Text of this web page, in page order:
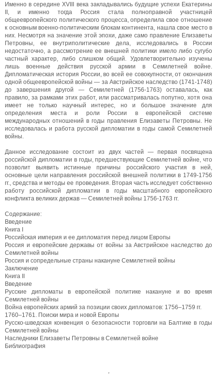
Именно в середине XVIII века закладывались будущие успехи Екатерины
II, и именно тогда Россия стала полноправной участницей
общеевропейского политического процесса, определила свое отношение
к основным военно-политическим блокам континента, нашла свое место в
них. Несмотря на значение этой эпохи, даже само правление Елизаветы
Петровны, ее внутриполитические дела, исследовались в России
недостаточно, а рассмотрение ее внешней политики имело либо сугубо
частный характер, либо слишком общий. Удовлетворительно изучены
лишь военные действия русской армии в Семилетней войне.
Дипломатическая история России, во всей ее совокупности, от окончания
одной общеевропейской войны — за Австрийское наследство (1741-1748)
до завершения другой — Семилетней (1756-1763) оставалась, как
правило, за рамками этих работ, или рассматривалась попутно, хотя она
имеет не только научный интерес, но и большое значение для
определения места и роли России в европейской системе
международных отношений в годы правления Елизаветы Петровны. Не
исследовалась и работа русской дипломатии в годы самой Семилетней
войны.
Данное исследование состоит из двух частей — первая посвящена
российской дипломатии в годы, предшествующие Семилетней войне, что
позволит выявить истинные причины российского участия в ней,
основные цели направления российской внешней политики в 1749-1756
гг., средства и методы ее проведения. Вторая часть исследует собственно
работу российской дипломатии в годы масштабного европейского
конфликта великих держав — Семилетней войны 1756-1763 гг.
Содержание:
Введение
Книга I
Российская империя и ее дипломатия перед лицом Европы
Россия и европейские державы от войны за Австрийское наследство до
Семилетней войны
Россия и сопредельные страны накануне Семилетней войны
Заключение
Книга II
Введение
Русские дипломаты в европейской политике накануне и во время
Семилетней войны
Война европейских армий за позиции своих дипломатов: 1756–1759 гг.
1760–1761. Поиски мира и новой Европы
Русско-шведская конвенция о безопасности торговли на Балтике в годы
Семилетней войны
Наследники Елизаветы Петровны в Семилетней войне
Библиография
,